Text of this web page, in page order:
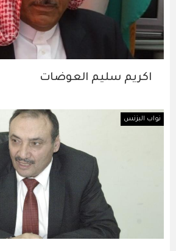
اكريم سليم العوضات
نواب البزنس